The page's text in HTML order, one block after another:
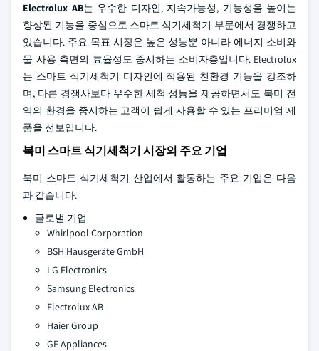
Electrolux AB는 우수한 디자인, 지속가능성, 기능성을 높이는
향상된 기능을 중심으로 스마트 식기세척기 부문에서 경쟁하고
있습니다. 주요 목표 시장은 높은 성능뿐 아니라 에너지 소비와
물 사용 측면의 효율성도 중시하는 소비자층입니다. Electrolux
는 스마트 식기세척기 디자인에 적용된 친환경 기능을 강조하
며, 다른 경쟁사보다 우수한 세척 성능을 제공하면서도 북미 전
역의 환경을 중시하는 고객이 쉽게 사용할 수 있는 프리미엄 제
품을 선보입니다.
북미 스마트 식기세척기 시장의 주요 기업
북미 스마트 식기세척기 산업에서 활동하는 주요 기업은 다음
과 같습니다.
글로벌 기업
Whirlpool Corporation
BSH Hausgeräte GmbH
LG Electronics
Samsung Electronics
Electrolux AB
Haier Group
GE Appliances